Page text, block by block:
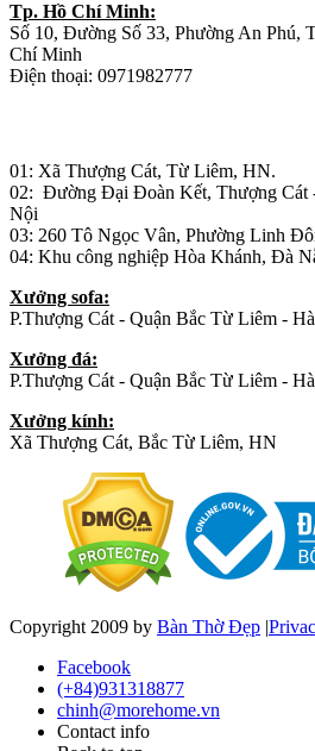
Tp. Hồ Chí Minh:
Số 10, Đường Số 33, Phường An Phú,
Chí Minh
Điện thoại: 0971982777
01: Xã Thượng Cát, Từ Liêm, HN.
02: Đường Đại Đoàn Kết, Thượng Cát
Nội
03: 260 Tô Ngọc Vân, Phường Linh
04: Khu công nghiệp Hòa Khánh, Đà
Xưởng sofa:
P.Thượng Cát - Quận Bắc Từ Liêm -
Xưởng đá:
P.Thượng Cát - Quận Bắc Từ Liêm -
Xưởng kính:
Xã Thượng Cát, Bắc Từ Liêm, HN
Copyright 2009 by Bàn Thờ Đẹp |
Facebook
(+84)931318877
chinh@morehome.vn
Contact info